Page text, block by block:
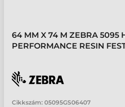
64 MM X 74 M ZEBRA 5095
PERFORMANCE RESIN
Cikkszám: 05095GS06407